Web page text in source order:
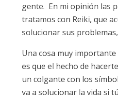
gente. En mi opinión las
tratamos con Reiki, que
solucionar sus
Una cosa muy
es que el hecho de
un colgante con los
va a solucionar la vida si